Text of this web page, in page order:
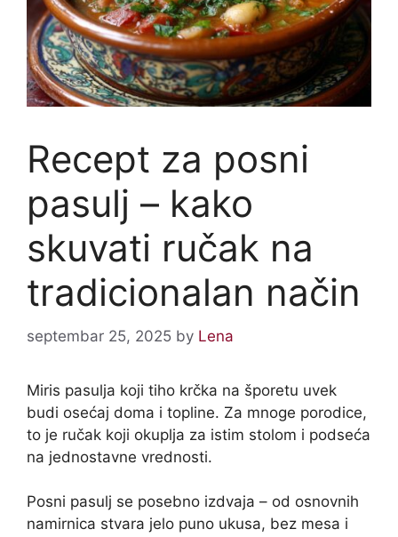
Recept za posni
pasulj – kako
skuvati ručak na
tradicionalan način
septembar 25, 2025 by Lena
Miris pasulja koji tiho krčka na šporetu uvek
budi osećaj doma i topline. Za mnoge porodice,
to je ručak koji okuplja za istim stolom i podseća
na jednostavne vrednosti.
Posni pasulj se posebno izdvaja – od osnovnih
namirnica stvara jelo puno ukusa, bez mesa i